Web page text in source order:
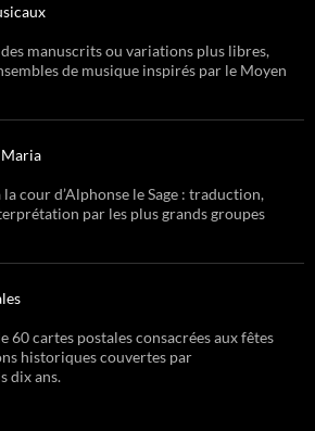
manuscrits ou variations plus libres,
de musique inspirés par le Moyen
Maria
cour d’Alphonse le Sage : traduction,
par les plus grands groupes
60 cartes postales consacrées aux fêtes
historiques couvertes par
dix ans.